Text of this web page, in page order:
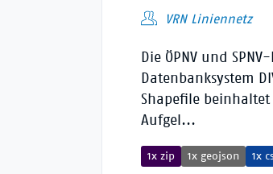
VRN Liniennetz
Die ÖPNV und
Datenbanksystem
Shapefile beinhaltet
Aufgel...
1x zip 1x geojson 1x